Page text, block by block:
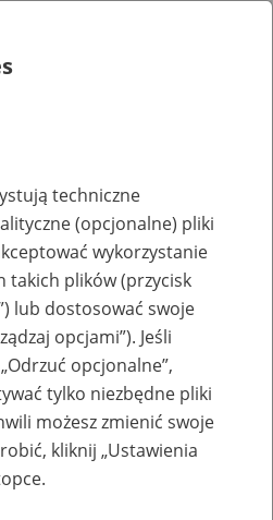
- zakładanie profili
firmy
techniczne
(opcjonalne) pliki
wykorzystanie
takich plików (przycisk
lub dostosować swoje
opcjami”). Jeśli
opcjonalne”,
tylko niezbędne pliki
możesz zmienić swoje
kliknij „Ustawienia